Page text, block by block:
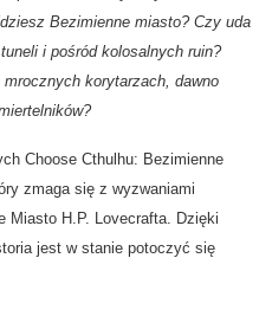
Bezimienne miasto? Czy uda
i pośród kolosalnych ruin?
korytarzach, dawno
Choose Cthulhu: Bezimienne
zmaga się z wyzwaniami
Miasto H.P. Lovecrafta. Dzięki
jest w stanie potoczyć się